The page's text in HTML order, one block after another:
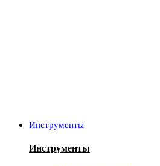
Инструменты
Инструменты